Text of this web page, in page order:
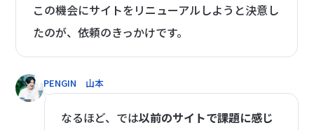
この機会にサイトをリニューアルしようと決意し
たのが、依頼のきっかけです。
PENGIN 山本
なるほど、では以前のサイトで課題に感じ